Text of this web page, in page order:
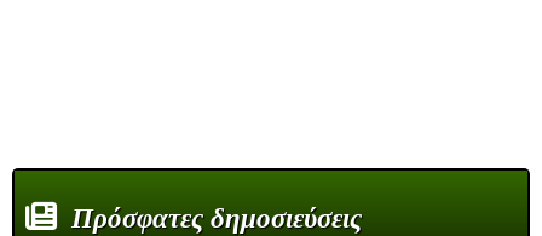
Πρόσφατες δημοσιεύσεις